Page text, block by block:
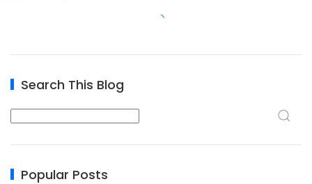
Search This Blog
Popular Posts